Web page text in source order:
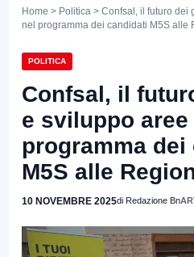
Home > Politica > Confsal, il futuro dei
nel programma dei candidati M5S alle
POLITICA
Confsal, il
e sviluppo aree
programma dei
M5S alle
10 NOVEMBRE 2025di Redazione Bn